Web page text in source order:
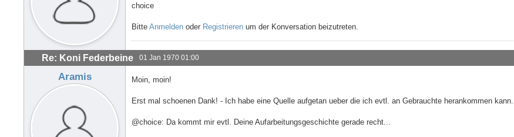
choice
Bitte Anmelden oder Registrieren um der Konversation beizutreten.
Re: Koni Federbeine 01 Jan 1970 01:00
Aramis Moin, moin!
Erst mal schoenen Dank! - Ich habe eine Quelle aufgetan ueber die ich evtl. an Gebrauchte herankommen kann.
@choice: Da kommt mir evtl. Deine Aufarbeitungsgeschichte gerade recht...